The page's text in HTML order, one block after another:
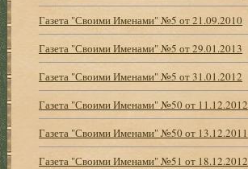
Газета "Своими Именами" №5 от 21.09.2010
Газета "Своими Именами" №5 от 29.01.2013
Газета "Своими Именами" №5 от 31.01.2012
Газета "Своими Именами" №50 от 11.12.2012
Газета "Своими Именами" №50 от 13.12.2011
Газета "Своими Именами" №51 от 18.12.2012